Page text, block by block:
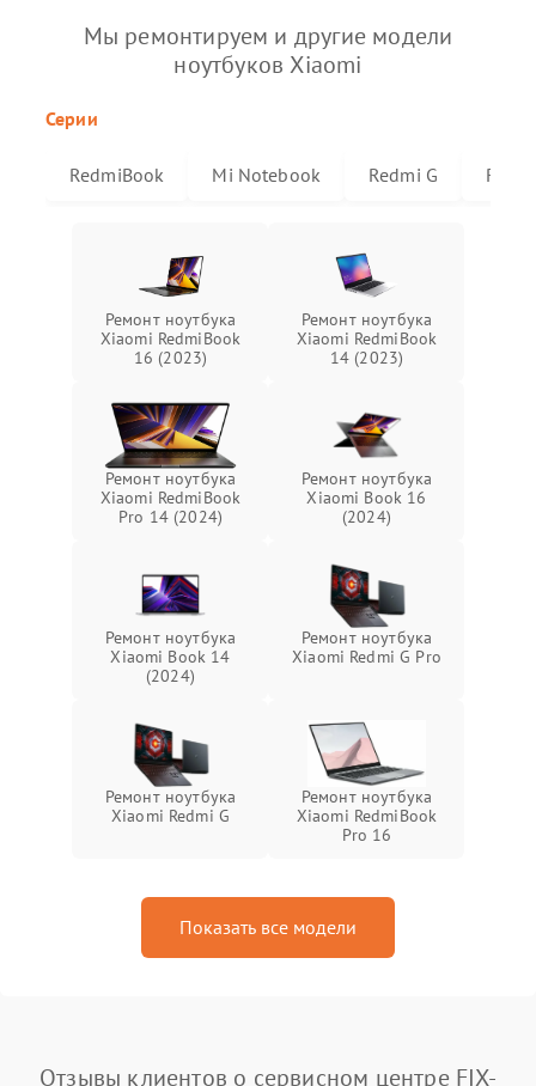
Мы ремонтируем и другие модели
ноутбуков Xiaomi
Серии
RedmiBook Mi Notebook Redmi G
Ремонт ноутбука
Xiaomi RedmiBook
16 (2023)
Ремонт ноутбука
Xiaomi RedmiBook
14 (2023)
Ремонт ноутбука
Xiaomi RedmiBook
Pro 14 (2024)
Ремонт ноутбука
Xiaomi Book 16
(2024)
Ремонт ноутбука
Xiaomi Book 14
(2024)
Ремонт ноутбука
Xiaomi Redmi G Pro
Ремонт ноутбука
Xiaomi Redmi G
Ремонт ноутбука
Xiaomi RedmiBook
Pro 16
Показать все модели
Отзывы клиентов о сервисном центре FIX-